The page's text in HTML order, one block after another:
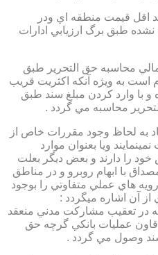
اقل قيمت منطقه اي ودر
طبق برگ ارزيابي ادارات
مالي محاسبه حق التحرير طبق
است به ويژه آنكه اكثريت قريب
و با وارد كردن مبلغ سند طبق
محاسبه مي گردد .
به لحاظ وجود مقررات خاص از
ويا بعنوان موارد
خود را دارند و بعض ديگر بعلت
با ابهام روبرو و در مناطق
هاي عملي متفاوتي را بوجود
آن اشاره ميگردد :
در تعقيب مشاركت مدني منعقد
ميگردد بر اساس تبصره ماده ۱۵ قاون عمليات بانكي گرچه حق
سند وصول مي گردد .